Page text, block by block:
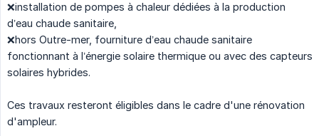
❌installation de pompes à chaleur dédiées à la production
d’eau chaude sanitaire,
❌hors Outre-mer, fourniture d’eau chaude sanitaire
fonctionnant à l’énergie solaire thermique ou avec des capteurs
solaires hybrides.
Ces travaux resteront éligibles dans le cadre d'une rénovation
d'ampleur.